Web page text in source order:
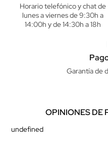
Horario telefónico y chat de
lunes a viernes de 9:30h a
14:00h y de 14:30h a 18h
Garantía de
OPINIONES DE
undefined